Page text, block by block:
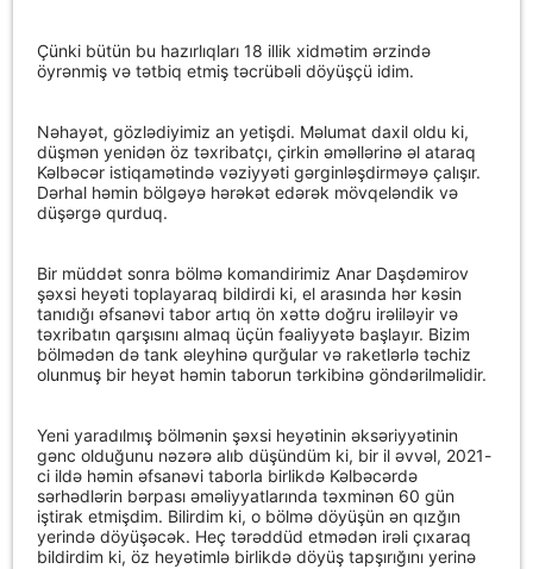
Çünki bütün bu hazırlıqları 18 illik xidmətim ərzində
öyrənmiş və tətbiq etmiş təcrübəli döyüşçü idim.
Nəhayət, gözlədiyimiz an yetişdi. Məlumat daxil oldu ki,
düşmən yenidən öz təxribatçı, çirkin əməllərinə əl ataraq
Kəlbəcər istiqamətində vəziyyəti gərginləşdirməyə çalışır.
Dərhal həmin bölgəyə hərəkət edərək mövqeləndik və
düşərgə qurduq.
Bir müddət sonra bölmə komandirimiz Anar Daşdəmirov
şəxsi heyəti toplayaraq bildirdi ki, el arasında hər kəsin
tanıdığı əfsanəvi tabor artıq ön xəttə doğru irəliləyir və
təxribatın qarşısını almaq üçün fəaliyyətə başlayır. Bizim
bölmədən də tank əleyhinə qurğular və raketlərlə təchiz
olunmuş bir heyət həmin taborun tərkibinə göndərilməlidir.
Yeni yaradılmış bölmənin şəxsi heyətinin əksəriyyətinin
gənc olduğunu nəzərə alıb düşündüm ki, bir il əvvəl, 2021-
ci ildə həmin əfsanəvi taborla birlikdə Kəlbəcərdə
sərhədlərin bərpası əməliyyatlarında təxminən 60 gün
iştirak etmişdim. Bilirdim ki, o bölmə döyüşün ən qızğın
yerində döyüşəcək. Heç tərəddüd etmədən irəli çıxaraq
bildirdim ki, öz heyətimlə birlikdə döyüş tapşırığını yerinə